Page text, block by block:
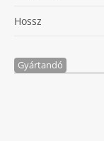
Hossz
Gyártandó